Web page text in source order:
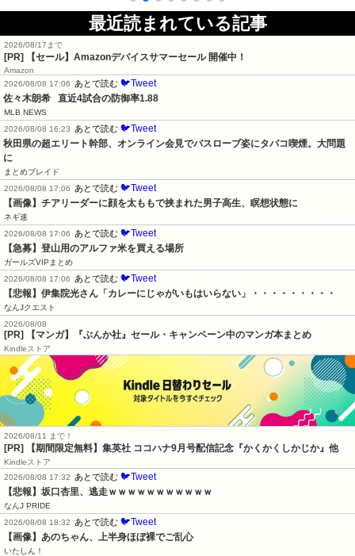
最近読まれている記事
2026/08/17まで
[PR] 【セール】Amazonデバイスサマーセール 開催中！
Amazon
2026/08/08 17:06
あとで読む 🐦Tweet
佐々木朗希   直近4試合の防御率1.88
MLB NEWS
2026/08/08 16:23
あとで読む 🐦Tweet
秋田県の超エリート幹部、オンライン会見でバスローブ姿にタバコ喫煙。大問題
に
まとめブレイド
2026/08/08 17:06
あとで読む 🐦Tweet
【画像】チアリーダーに顔を太ももで挟まれた男子高生、瞑想状態に
ネギ速
2026/08/08 17:06
あとで読む 🐦Tweet
【急募】登山用のアルファ米を買える場所
ガールズVIPまとめ
2026/08/08 17:06
あとで読む 🐦Tweet
【悲報】伊集院光さん「カレーにじゃがいもはいらない」・・・・・・・・・
なんJクエスト
2026/08/08
[PR] 【マンガ】『ぶんか社』セール・キャンペーン中のマンガ本まとめ
Kindleストア
2026/08/11 まで！
[PR] 【期間限定無料】集英社 ココハナ9月号配信記念『かくかくしかじか』他
Kindleストア
2026/08/08 17:32
あとで読む 🐦Tweet
【悲報】坂口杏里、逃走ｗｗｗｗｗｗｗｗｗｗｗ
なんJ PRIDE
2026/08/08 18:32
あとで読む 🐦Tweet
【画像】あのちゃん、上半身ほぼ裸でご乱心
いたしん！